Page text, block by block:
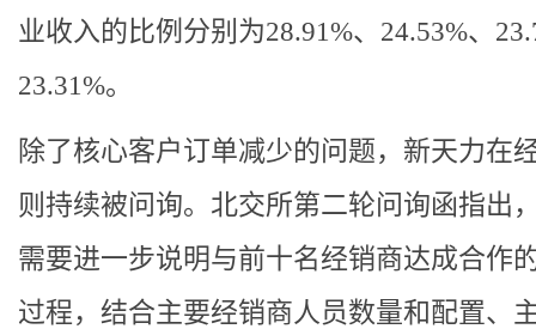
业收入的比例分别为28.91%、24.53%、
23.31%。
除了核心客户订单减少的问题，新天力在
则持续被问询。北交所第二轮问询函指出
需要进一步说明与前十名经销商达成合作
过程，结合主要经销商人员数量和配置、